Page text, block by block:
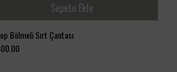
Sepete Ekle
Bölmeli Sırt Çantası